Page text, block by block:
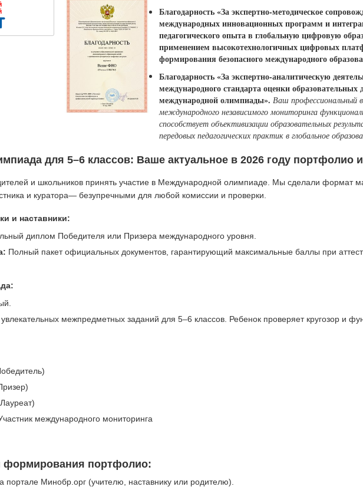
Благодарность «За экспертно-методическое
международных инновационных программ и
педагогического опыта в глобальную цифровую
применением высокотехнологичных цифровых
формирования безопасного международного
Благодарность «За экспертно-аналитическую
международного стандарта оценки
международной олимпиады». Ваш профессиональный
международного независимого мониторинга
способствует объективизации образовательных
передовых педагогических практик в глобальное
для 5–6 классов: Ваше актуальное в 2026 году портфолио
и школьников принять участие в Международной олимпиаде. Мы сделали формат
и куратора— безупречными для любой комиссии и проверки.
и наставники:
диплом Победителя или Призера международного уровня.
Полный пакет официальных документов, гарантирующий максимальные баллы при
межпредметных заданий для 5–6 классов. Ребенок проверяет кругозор и
международного мониторинга
формирования портфолио:
портале Минобр.орг (учителю, наставнику или родителю).